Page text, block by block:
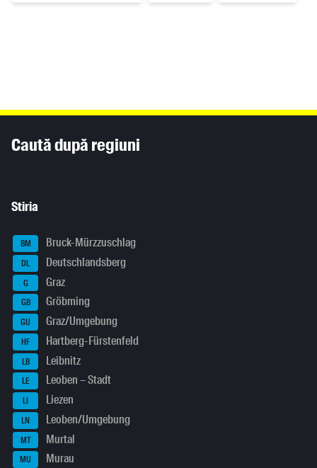
Caută după regiuni
Stiria
BM Bruck-Mürzzuschlag
DL Deutschlandsberg
G Graz
GB Gröbming
GU Graz/Umgebung
HF Hartberg-Fürstenfeld
LB Leibnitz
LE Leoben – Stadt
LI Liezen
LN Leoben/Umgebung
MT Murtal
MU Murau